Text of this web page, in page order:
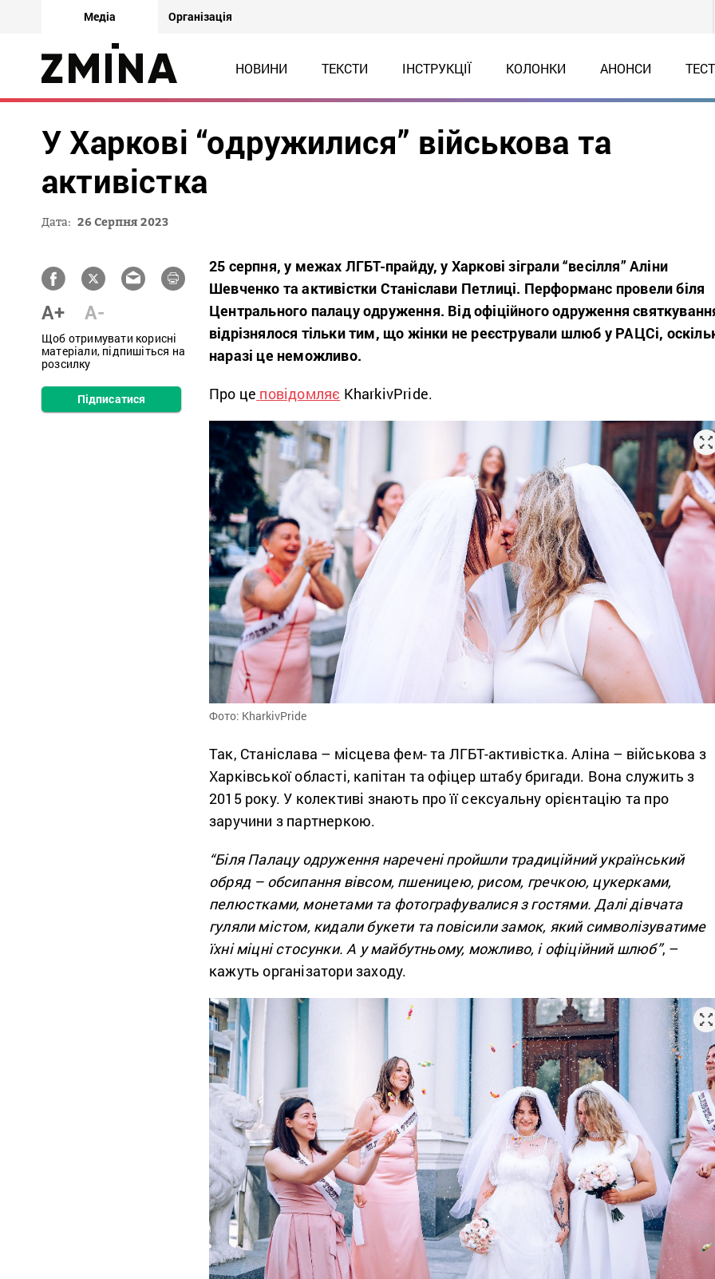
Медіа Організація
НОВИНИ ТЕКСТИ ІНСТРУКЦІЇ КОЛОНКИ АНОНСИ
У Харкові “одружилися” військова та
активістка
Дата: 26 Серпня 2023
A+ A-
Щоб отримувати корисні
матеріали, підпишіться на
розсилку
Підписатися
25 серпня, у межах ЛГБТ-прайду, у Харкові зіграли “весілля” Аліни
Шевченко та активістки Станіслави Петлиці. Перформанс провели біля
Центрального палацу одруження. Від офіційного одруження
відрізнялося тільки тим, що жінки не реєстрували шлюб у РАЦСі,
наразі це неможливо.
Про це повідомляє KharkivPride.
Фото: KharkivPride
Так, Станіслава – місцева фем- та ЛГБТ-активістка. Аліна – військова з
Харківської області, капітан та офіцер штабу бригади. Вона служить з
2015 року. У колективі знають про її сексуальну орієнтацію та про
заручини з партнеркою.
“Біля Палацу одруження наречені пройшли традиційний український
обряд – обсипання вівсом, пшеницею, рисом, гречкою, цукерками,
пелюстками, монетами та фотографувалися з гостями. Далі дівчата
гуляли містом, кидали букети та повісили замок, який символізуватиме
їхні міцні стосунки. А у майбутньому, можливо, і офіційний шлюб”, –
кажуть організатори заходу.